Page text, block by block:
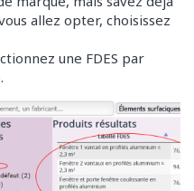
allez opter, choisissez
une FDES par